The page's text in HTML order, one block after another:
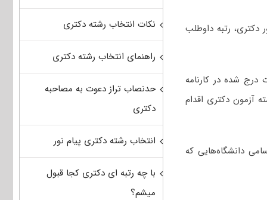
دکتری، رتبه داوطلب
درج شده در کارنامه
آزمون دکتری اقدام
دانشگاه‌هایی که
نکات انتخاب رشته دکتری
راهنمای انتخاب رشته دکتری
حدنصاب تراز دعوت به مصاحبه
دکتری
انتخاب رشته دکتری پیام نور
با چه رتبه ای دکتری کجا قبول
میشم؟